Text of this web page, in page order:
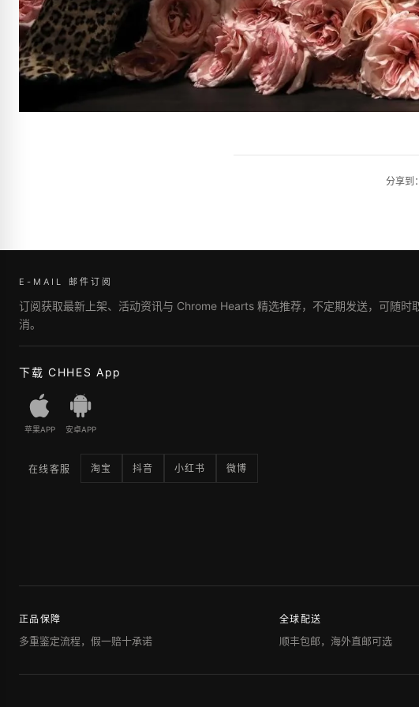
分享到：
E-MAIL 邮件订阅
订阅获取最新上架、活动资讯与 Chrome Hearts 精选推荐，不定期发送，可随时
消。
下载 CHHES App
苹果APP 安卓APP
在线客服 淘宝 抖音 小红书 微博
正品保障
多重鉴定流程，假一赔十承诺
全球配送
顺丰包邮，海外直邮可选